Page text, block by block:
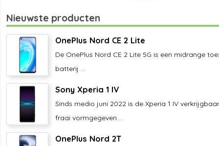
Nieuwste producten
OnePlus Nord CE 2 Lite
De OnePlus Nord CE 2 Lite 5G is een midrange
batterij ...
Sony Xperia 1 IV
Sinds medio juni 2022 is de Xperia 1 IV
fraai vormgegeven ...
OnePlus Nord 2T